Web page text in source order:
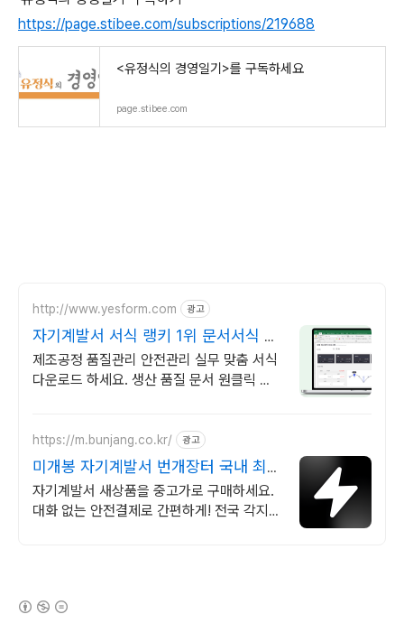
https://page.stibee.com/subscriptions/219688
<유정식의 경영일기>를 구독하세요
page.stibee.com
http://www.yesform.com 광고
자기계발서 서식 랭키 1위 문서서식 플
랫폼
제조공정 품질관리 안전관리 실무 맞춤 서식
다운로드 하세요. 생산 품질 문서 원클릭 제
https://m.bunjang.co.kr/ 광고
미개봉 자기계발서 번개장터 국내 최대
브랜드 중고거래
자기계발서 새상품을 중고가로 구매하세요.
대화 없는 안전결제로 간편하게! 전국 각지에